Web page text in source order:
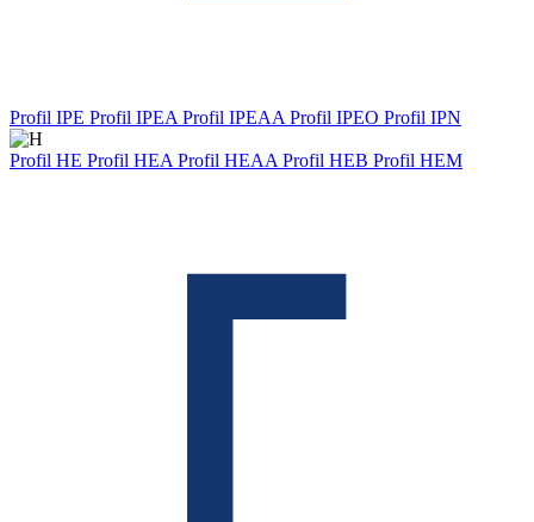
Profil IPE Profil IPEA Profil IPEAA Profil IPEO Profil IPN
Profil HE Profil HEA Profil HEAA Profil HEB Profil HEM